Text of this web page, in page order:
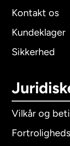
Kontakt os
Kundeklager
Sikkerhed
Vilkår og